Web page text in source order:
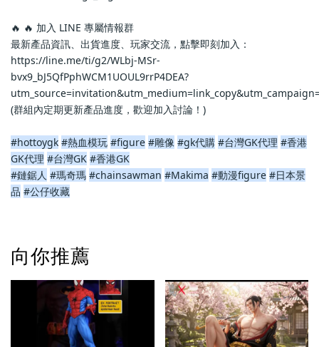
🔥 🔥 加入 LINE 專屬情報群
最新產品資訊、出貨進度、玩家交流，點擊即刻加入：
https://line.me/ti/g2/WLbj-MSr-
bvx9_bJ5QfPphWCM1UOUL9rrP4DEA?
(群組內定期更新產品進度，歡迎加入討論！)
#hottoygk #熱血模玩 #figure #雕像 #gk代購 #台灣GK代理 #香港
GK代理 #台灣GK #香港GK
#鏈鋸人 #瑪奇瑪 #chainsawman #Makima #動漫figure #日本景
品 #公仔收藏
向你推薦